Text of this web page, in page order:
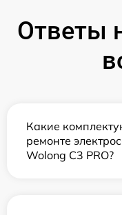
Ответы
Какие
ремонте
Wolong C3 PRO?